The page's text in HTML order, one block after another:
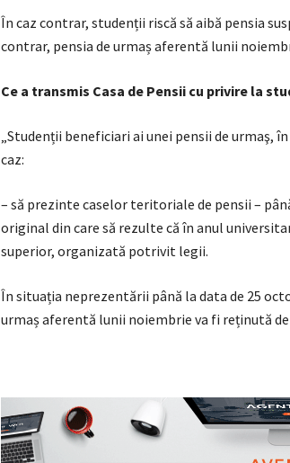
În caz contrar, studenții riscă să aibă pensia
contrar, pensia de urmaș aferentă lunii
Ce a transmis Casa de Pensii cu privire la
„Studenții beneficiari ai unei pensii de urmaş,
caz:
– să prezinte caselor teritoriale de pensii –
original din care să rezulte că în anul
superior, organizată potrivit legii.
În situația neprezentării până la data de 25
urmaș aferentă lunii noiembrie va fi reținută de